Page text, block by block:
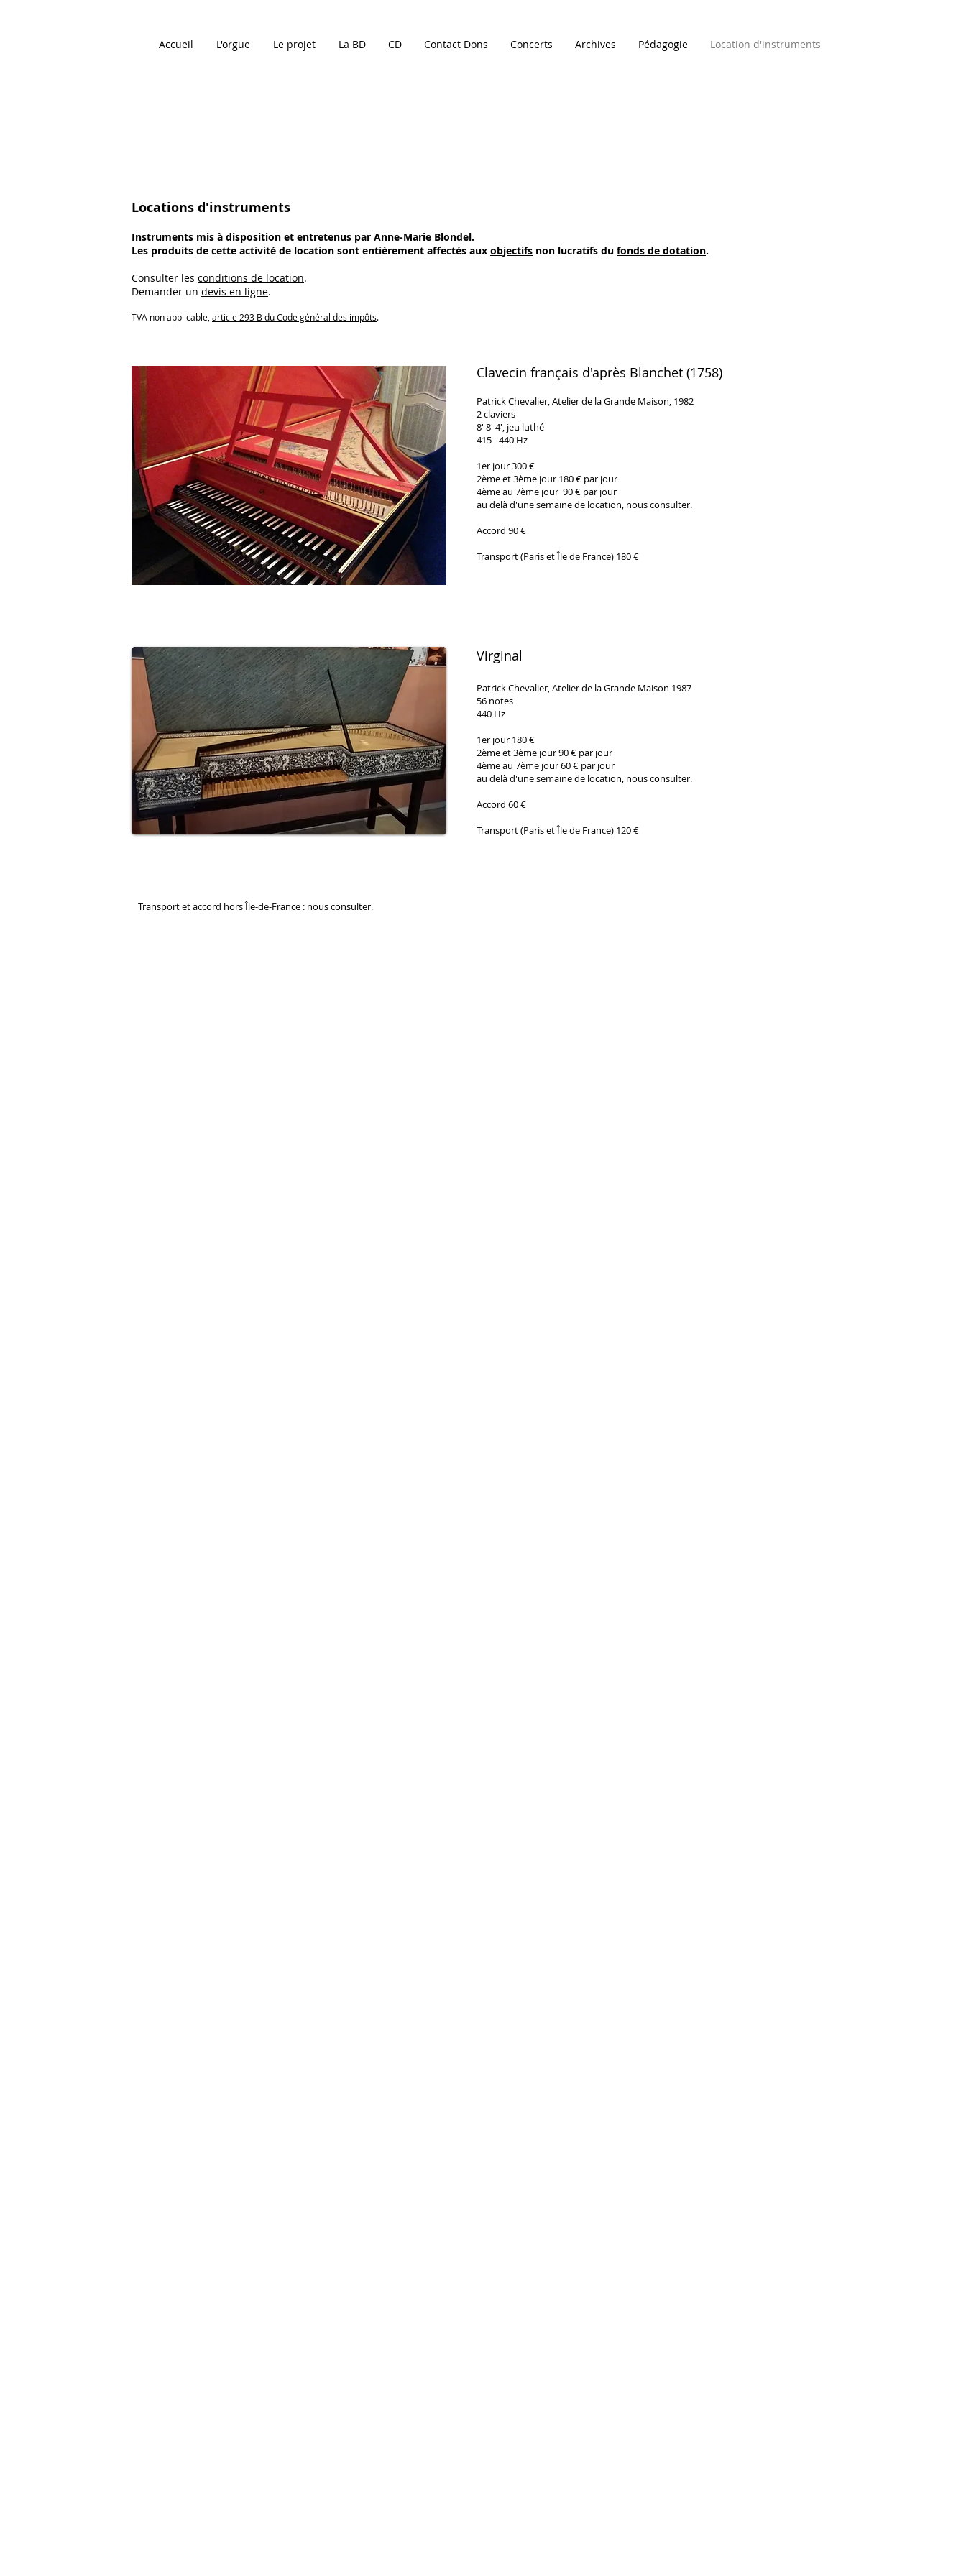
Accueil L'orgue Le projet La BD CD Contact Dons Concerts Archives Pédagogie Location d'instruments
Locations d'instruments
Instruments mis à disposition et entretenus par Anne-Marie Blondel.
Les produits de cette activité de location sont entièrement affectés aux objectifs non lucratifs du fonds de dotation.
Consulter les conditions de location.
Demander un devis en ligne.
TVA non applicable, article 293 B du Code général des impôts.
Clavecin français d'après Blanchet (1758)
Patrick Chevalier, Atelier de la Grande Maison, 1982
2 claviers
8' 8' 4', jeu luthé
415 - 440 Hz
1er jour 300 €
2ème et 3ème jour 180 € par jour
4ème au 7ème jour 90 € par jour
au delà d'une semaine de location, nous consulter.
Accord 90 €
Transport (Paris et Île de France) 180 €
Virginal
Patrick Chevalier, Atelier de la Grande Maison 1987
56 notes
440 Hz
1er jour 180 €
2ème et 3ème jour 90 € par jour
4ème au 7ème jour 60 € par jour
au delà d'une semaine de location, nous consulter.
Accord 60 €
Transport (Paris et Île de France) 120 €
Transport et accord hors Île-de-France : nous consulter.